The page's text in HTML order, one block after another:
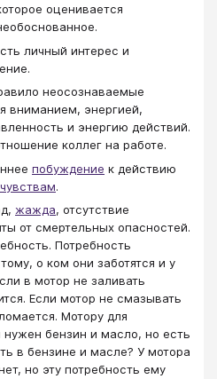
оценивается
личный интерес и
неосознаваемые
вниманием, энергией,
и энергию действий.
коллег на работе.
побуждение к действию
.
жажда, отсутствие
от смертельных опасностей.
Потребность
о ком они заботятся и у
в мотор не заливать
Если мотор не смазывать
Мотору для
бензин и масло, но есть
в бензине и масле? У мотора
но эту потребность ему